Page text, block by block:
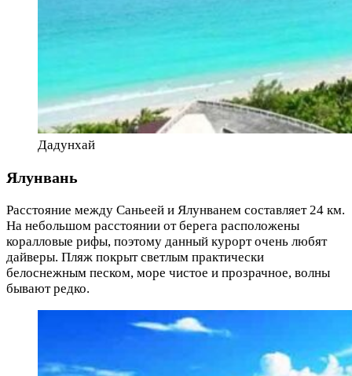
Дадунхай
Ялунвань
Расстояние между Саньеей и Ялунванем составляет 24 км.
На небольшом расстоянии от берега расположены
коралловые рифы, поэтому данный курорт очень любят
дайверы. Пляж покрыт светлым практически
белоснежным песком, море чистое и прозрачное, волны
бывают редко.